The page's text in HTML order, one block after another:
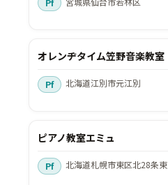
オレンヂタイム笠野音楽教室
北海道江別市元江別
ピアノ教室エミュ
北海道札幌市東区北28条東